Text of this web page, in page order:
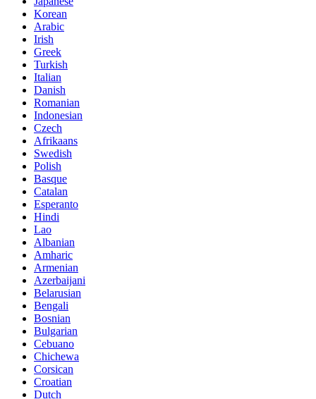
Korean
Arabic
Irish
Greek
Turkish
Italian
Danish
Romanian
Indonesian
Czech
Afrikaans
Swedish
Polish
Basque
Catalan
Esperanto
Hindi
Lao
Albanian
Amharic
Armenian
Azerbaijani
Belarusian
Bengali
Bosnian
Bulgarian
Cebuano
Chichewa
Corsican
Croatian
Dutch